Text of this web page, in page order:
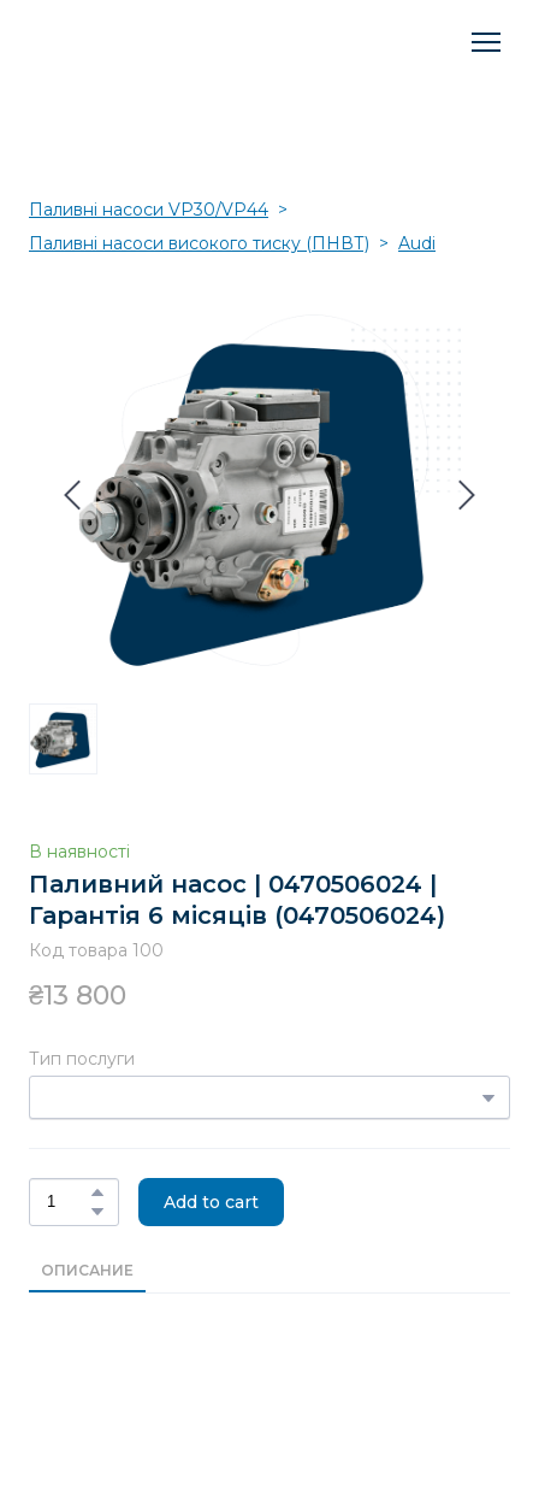
Паливні насоси VP30/VP44
Паливні насоси високого тиску (ПНВТ)
Audi
В наявності
Паливний насос | 0470506024 |
Гарантія 6 місяців (0470506024)
Код товара 100
₴13 800
Тип послуги
Add to cart
ОПИСАНИЕ